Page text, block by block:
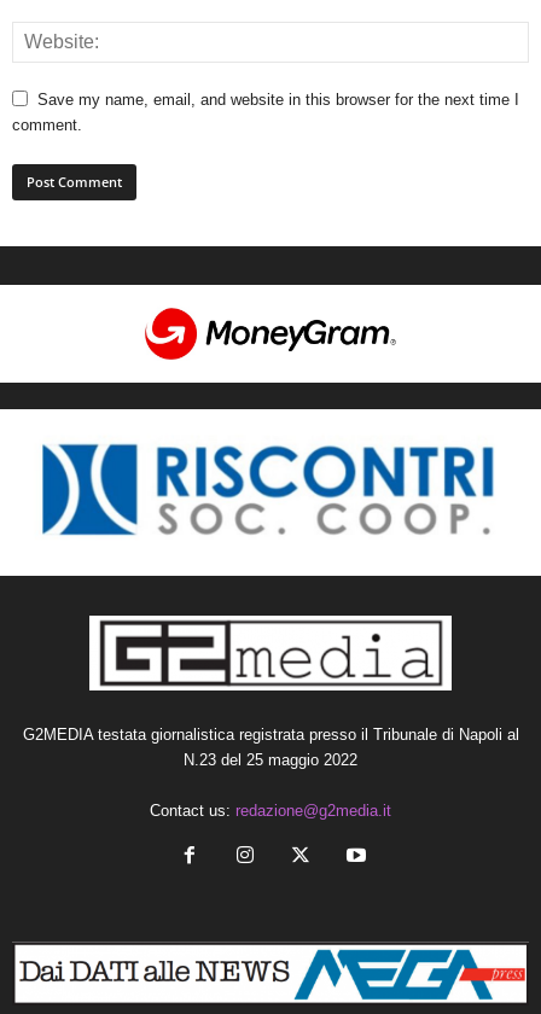
Save my name, email, and website in this browser for the next time I
comment.
G2MEDIA testata giornalistica registrata presso il Tribunale di Napoli al
N.23 del 25 maggio 2022
Contact us: redazione@g2media.it